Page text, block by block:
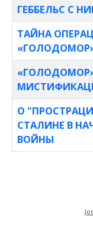
ГЕББЕЛЬС С
ТАЙНА
О
СТАЛИНЕ В
ВОЙНЫ